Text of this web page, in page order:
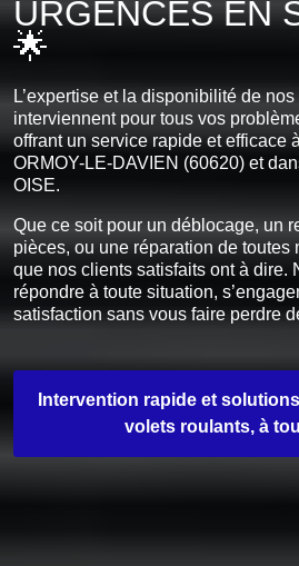
URGENCES EN
🌟
L’expertise et la disponibilité de
interviennent pour tous vos
offrant un service rapide et efficace
ORMOY-LE-DAVIEN (60620) et
OISE.
Que ce soit pour un déblocage, un
pièces, ou une réparation de toutes
que nos clients satisfaits ont à dire.
répondre à toute situation,
satisfaction sans vous faire perdre
Intervention rapide et
volets roulants, à